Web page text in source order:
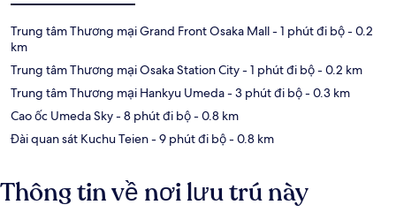
Trung tâm Thương mại Grand Front Osaka Mall- 1 phút đi bộ- 0.2
km
Trung tâm Thương mại Osaka Station City- 1 phút đi bộ- 0.2 km
Trung tâm Thương mại Hankyu Umeda- 3 phút đi bộ- 0.3 km
Cao ốc Umeda Sky- 8 phút đi bộ- 0.8 km
Đài quan sát Kuchu Teien- 9 phút đi bộ- 0.8 km
Thông tin về nơi lưu trú này